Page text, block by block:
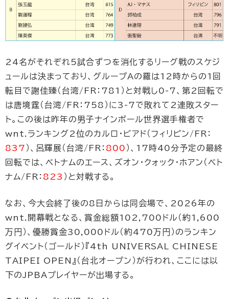
24名がそれぞれ5試合ずつを消化するリーグ戦のスケジ
ュールは決まっており、グループAの羅は12時からの1回
転目で謝佳臻（台湾/FR：781）と対戦し0-7、第2回転で
は唐境霆（台湾/FR：758）に3-7で敗れて2連敗スター
ト。この後は昨年の男子ナインボール世界選手権者で
wnt.ランキング2位のカルロ・ビアド（フィリピン/FR：
837 ）、呂輝展（台湾/FR： 800 ）、17時40分予定の最終
回転では、ベトナムのエース、ズオン・クォック・ホアン（ベト
ナム/FR： 823 ）と対戦する。
なお、今大会終了後の8日からは同会場で、2026年の
wnt.開幕戦となる、賞金総額102,700ドル（約1,600
万円）、優勝賞金30,000ドル（約470万円）のランキン
グイベント（ゴールド）『4th UNIVERSAL CHINESE
TAIPEI OPEN』（台北オープン）が行われ、ここには以
下のJPBAプレイヤーが出場する。